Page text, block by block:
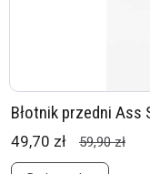
Błotnik przedni Ass
49,70 zł 59,90 zł